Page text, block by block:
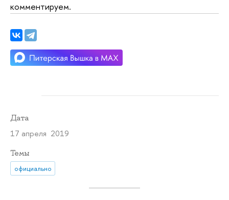
комментируем.
Дата
17 апреля 2019
Темы
официально